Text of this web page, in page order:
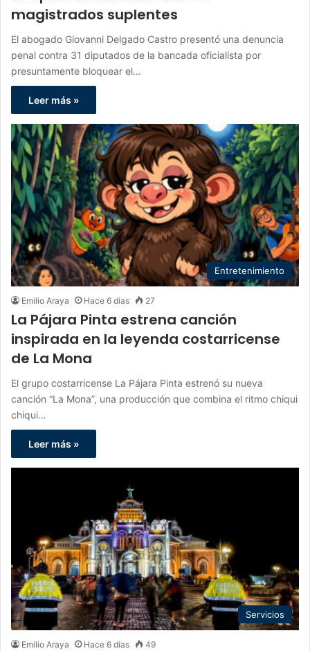
magistrados suplentes
El abogado Giovanni Delgado Castro presentó una denuncia
penal contra 31 diputados de la bancada oficialista por
presuntamente bloquear el…
Leer más »
Entretenimiento
Emilio Araya Hace 6 días 27
La Pájara Pinta estrena canción
inspirada en la leyenda costarricense
de La Mona
El grupo costarricense La Pájara Pinta estrenó su nueva
canción “La Mona”, una producción que combina el ritmo chiqui
chiqui…
Leer más »
Servicios
Emilio Araya Hace 6 días 49